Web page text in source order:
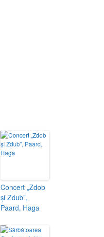
Concert „Zdob
și Zdub”,
Paard, Haga